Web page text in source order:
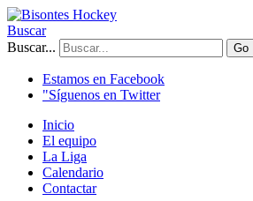
Buscar
Buscar...
Go
Estamos en Facebook
"Síguenos en Twitter
Inicio
El equipo
La Liga
Calendario
Contactar